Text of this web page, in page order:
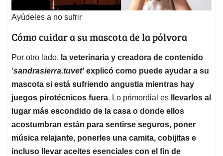
Ayúdeles a no sufrir
Cómo cuidar a su mascota de la pólvora
Por otro lado, la veterinaria y creadora de contenido
'sandrasierra.tuvet'explicó como puede ayudar a su
mascota si está sufriendo angustia mientras hay
juegos pirotécnicos fuera. Lo primordial es
llevarlos al
lugar más escondido de la casa o donde ellos
acostumbran están para sentirse seguros, poner
música relajante, ponerles una camita, cobijitas e
incluso llevar aceites esenciales con el fin de